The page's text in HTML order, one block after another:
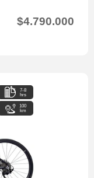
$4.790.000
7-8
hrs
100
km